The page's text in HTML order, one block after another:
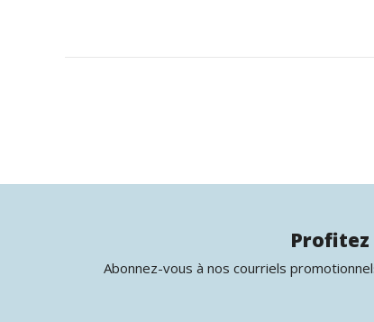
Profitez
Abonnez-vous à nos courriels